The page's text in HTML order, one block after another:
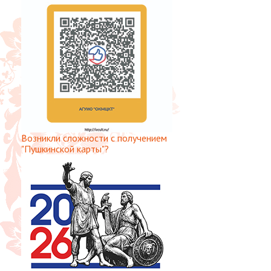
Возникли сложности с получением
"Пушкинской карты"?